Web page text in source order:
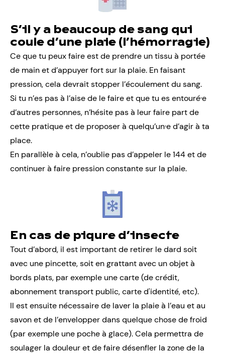
S’il y a beaucoup de sang qui
coule d’une plaie (l’hémorragie)
Ce que tu peux faire est de prendre un tissu à portée
de main et d’appuyer fort sur la plaie. En faisant
pression, cela devrait stopper l’écoulement du sang.
Si tu n’es pas à l’aise de le faire et que tu es entouré·e
d’autres personnes, n’hésite pas à leur faire part de
cette pratique et de proposer à quelqu’un·e d’agir à ta
place.
En parallèle à cela, n’oublie pas d’appeler le 144 et de
continuer à faire pression constante sur la plaie.
En cas de piqure d’insecte
Tout d’abord, il est important de retirer le dard soit
avec une pincette, soit en grattant avec un objet à
bords plats, par exemple une carte (de crédit,
abonnement transport public, carte d'identité, etc).
Il est ensuite nécessaire de laver la plaie à l’eau et au
savon et de l’envelopper dans quelque chose de froid
(par exemple une poche à glace). Cela permettra de
soulager la douleur et de faire désenfler la zone de la